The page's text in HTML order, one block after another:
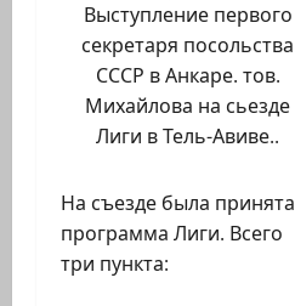
Выступление первого
секретаря посольства
СССР в Анкаре. тов.
Михайлова на сьезде
Лиги в Тель-Авиве..
На съезде была принята
программа Лиги. Всего
три пункта: